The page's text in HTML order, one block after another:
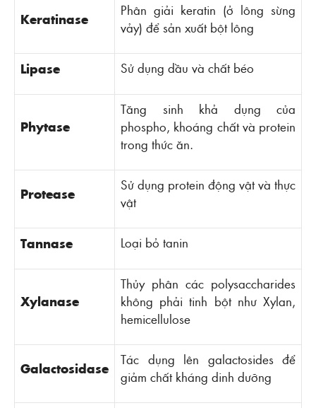
Keratinase
Phân giải keratin (ở lông sừng
vảy) để sản xuất bột lông
Lipase Sử dụng dầu và chất béo
Phytase
Tăng sinh khả dụng của
phospho, khoáng chất và protein
trong thức ăn.
Protease
Sử dụng protein động vật và thực
vật
Tannase Loại bỏ tanin
Xylanase
Thủy phân các polysaccharides
không phải tinh bột như Xylan,
hemicellulose
Galactosidase
Tác dụng lên galactosides để
giảm chất kháng dinh dưỡng